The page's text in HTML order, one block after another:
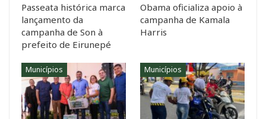
Passeata histórica marca
lançamento da
campanha de Son à
prefeito de Eirunepé
Obama oficializa apoio à
campanha de Kamala
Harris
Municípios Municípios